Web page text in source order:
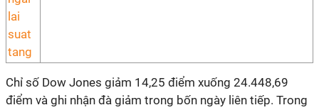
Chỉ số Dow Jones giảm 14,25 điểm xuống 24.448,69
điểm và ghi nhận đà giảm trong bốn ngày liên tiếp. Trong